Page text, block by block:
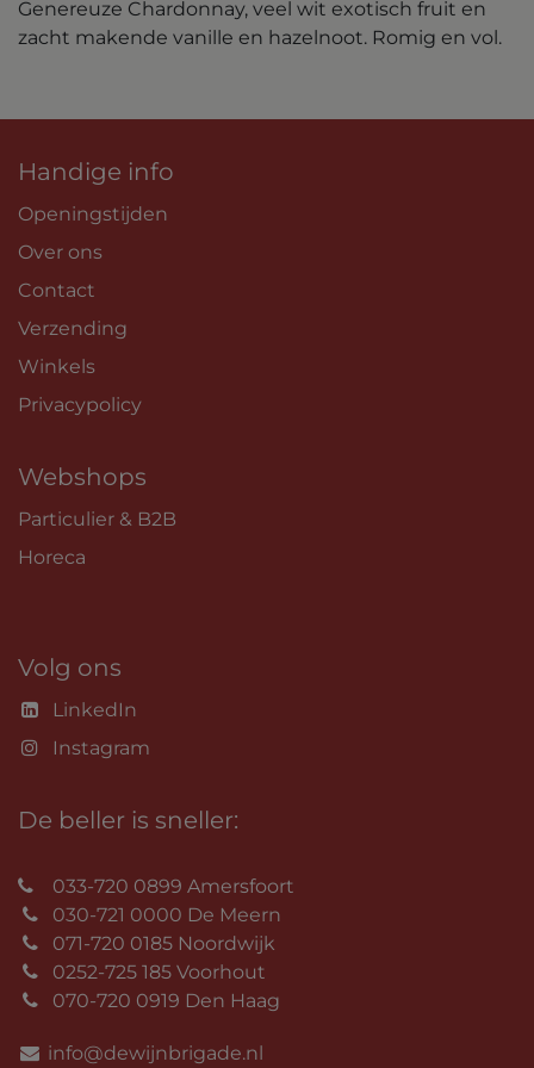
Genereuze Chardonnay, veel wit exotisch fruit en
zacht makende vanille en hazelnoot. Romig en vol.
Handige info
Openingstijden
Over ons
Contact
Verzending
Winkels
Privacypolicy
Webshops
Particulier & B2B
Horeca
Volg ons
LinkedIn
Instagram
De beller is sneller:
033-720 0899 Amersfoort
030-721 0000 De Meern
071-720 0185 Noordwijk
0252-725 185 Voorhout
070-720 0919 Den Haag
info@dewijnbrigade.nl